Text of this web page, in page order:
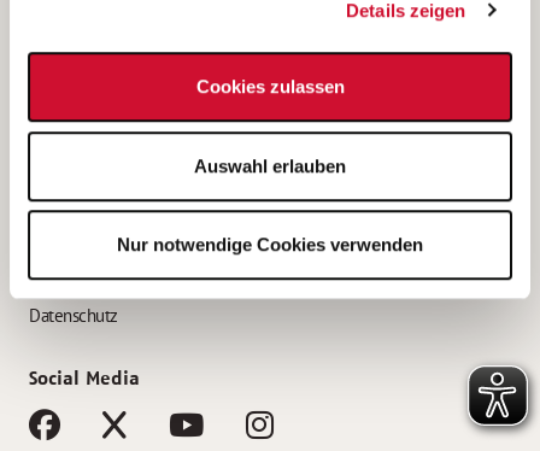
Details zeigen
Cookies zulassen
Auswahl erlauben
Nur notwendige Cookies verwenden
Bewerbung als Altenpflegehelfer*in
Bewerbung als Erzieher*in
AWO Gliederungen nach Bundesland
Impressum
Datenschutz
Social Media